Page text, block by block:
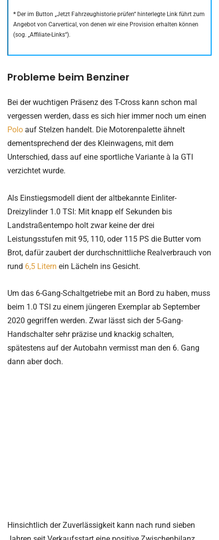
*Der im Button „Jetzt Fahrzeughistorie prüfen“ hinterlegte Link führt zum
Angebot von Carvertical, von denen wir eine Provision erhalten können
(sog. „Affiliate-Links“).
Probleme beim Benziner
Bei der wuchtigen Präsenz des T-Cross kann schon mal
vergessen werden, dass es sich hier immer noch um einen
Polo auf Stelzen handelt. Die Motorenpalette ähnelt
dementsprechend der des Kleinwagens, mit dem
Unterschied, dass auf eine sportliche Variante à la GTI
verzichtet wurde.
Als Einstiegsmodell dient der altbekannte Einliter-
Dreizylinder 1.0 TSI: Mit knapp elf Sekunden bis
Landstraßentempo holt zwar keine der drei
Leistungsstufen mit 95, 110, oder 115 PS die Butter vom
Brot, dafür zaubert der durchschnittliche Realverbrauch von
rund 6,5 Litern ein Lächeln ins Gesicht.
Um das 6-Gang-Schaltgetriebe mit an Bord zu haben, muss
beim 1.0 TSI zu einem jüngeren Exemplar ab September
2020 gegriffen werden. Zwar lässt sich der 5-Gang-
Handschalter sehr präzise und knackig schalten,
spätestens auf der Autobahn vermisst man den 6. Gang
dann aber doch.
Hinsichtlich der Zuverlässigkeit kann nach rund sieben